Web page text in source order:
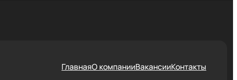
ГлавнаяО компанииВакансииКонтакты